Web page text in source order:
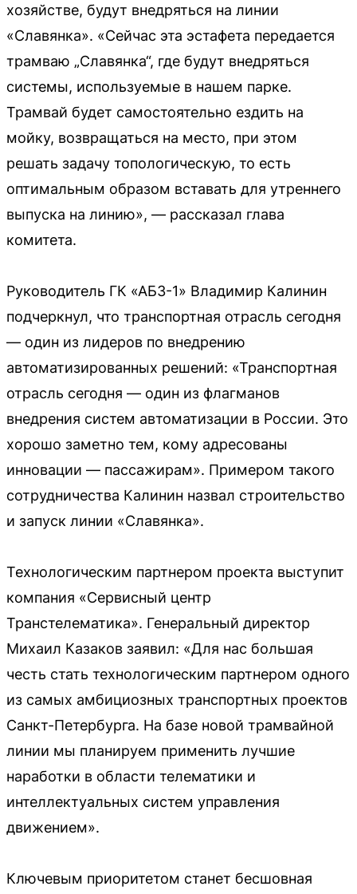
хозяйстве, будут внедряться на линии
«Славянка». «Сейчас эта эстафета передается
трамваю „Славянка“, где будут внедряться
системы, используемые в нашем парке.
Трамвай будет самостоятельно ездить на
мойку, возвращаться на место, при этом
решать задачу топологическую, то есть
оптимальным образом вставать для утреннего
выпуска на линию», — рассказал глава
комитета.
Руководитель ГК «АБЗ-1» Владимир Калинин
подчеркнул, что транспортная отрасль сегодня
— один из лидеров по внедрению
автоматизированных решений: «Транспортная
отрасль сегодня — один из флагманов
внедрения систем автоматизации в России. Это
хорошо заметно тем, кому адресованы
инновации — пассажирам». Примером такого
сотрудничества Калинин назвал строительство
и запуск линии «Славянка».
Технологическим партнером проекта выступит
компания «Сервисный центр
Транстелематика». Генеральный директор
Михаил Казаков заявил: «Для нас большая
честь стать технологическим партнером одного
из самых амбициозных транспортных проектов
Санкт-Петербурга. На базе новой трамвайной
линии мы планируем применить лучшие
наработки в области телематики и
интеллектуальных систем управления
движением».
Ключевым приоритетом станет бесшовная